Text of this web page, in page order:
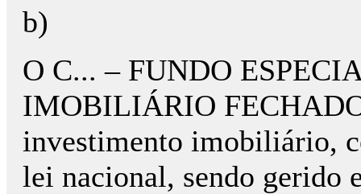
b)
O C... – FUNDO
IMOBILIÁRIO
investimento imobiliário,
lei nacional, sendo gerido